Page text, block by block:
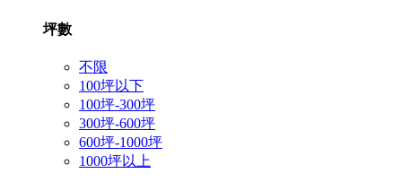
坪數
不限
100坪以下
100坪-300坪
300坪-600坪
600坪-1000坪
1000坪以上